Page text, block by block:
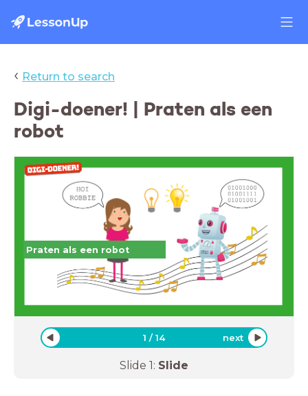
‹ Return to search
Digi-doener! | Praten als een
robot
Praten als een robot
1 /14 next
Slide 1: Slide